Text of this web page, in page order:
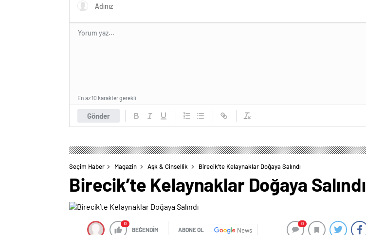
Gönder
En az 10 karakter gerekli
Seçim Haber Magazin Aşk & Cinsellik Birecik’te Kelaynaklar Doğaya Salındı
Birecik’te Kelaynaklar Doğaya Salındı
0
BEĞENDİM ABONE OL News
0